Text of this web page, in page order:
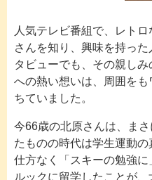
人気テレビ番組で、レト
さんを知り、興味を持っ
タビューでも、その親し
への熱い想いは、周囲を
ちていました。
今66歳の北原さんは、ま
たものの時代は学生運動の
仕方なく「スキーの勉強
ルックに留学したことが